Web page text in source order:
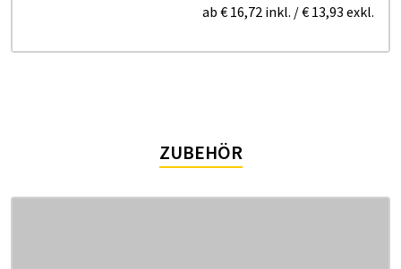
ab € 16,72 inkl. /€ 13,93 exkl.
ZUBEHÖR